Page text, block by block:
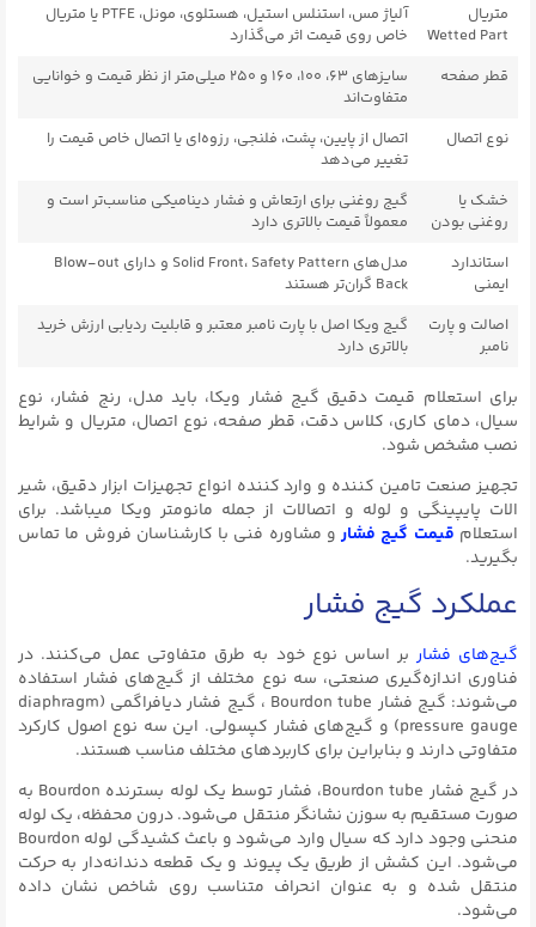
متریال
Wetted Part
آلیاژ مس، استنلس استیل، هستلوی، مونل، PTFE یا متریال
خاص روی قیمت اثر می‌گذارد
قطر صفحه
سایزهای ۶۳، ۱۰۰، ۱۶۰ و ۲۵۰ میلی‌متر از نظر قیمت و خوانایی
متفاوت‌اند
نوع اتصال
اتصال از پایین، پشت، فلنجی، رزوه‌ای یا اتصال خاص قیمت را
تغییر می‌دهد
خشک یا
روغنی بودن
گیج روغنی برای ارتعاش و فشار دینامیکی مناسب‌تر است و
معمولاً قیمت بالاتری دارد
استاندارد
ایمنی
مدل‌های Solid Front، Safety Pattern و دارای Blow-out
Back گران‌تر هستند
اصالت و پارت
نامبر
گیج ویکا اصل با پارت نامبر معتبر و قابلیت ردیابی ارزش خرید
بالاتری دارد
برای استعلام قیمت دقیق گیج فشار ویکا، باید مدل، رنج فشار، نوع
سیال، دمای کاری، کلاس دقت، قطر صفحه، نوع اتصال، متریال و شرایط
نصب مشخص شود.
تجهیز صنعت تامین کننده و وارد کننده انواع تجهیزات ابزار دقیق، شیر
الات پایپینگی و لوله و اتصالات از جمله مانومتر ویکا میباشد. برای
استعلام قیمت گیج فشارو مشاوره فنی با کارشناسان فروش ما تماس
بگیرید.
عملکرد گیج فشار
گیج‌های فشاربر اساس نوع خود به طرق متفاوتی عمل می‌کنند. در
فناوری اندازه‌گیری صنعتی، سه نوع مختلف از گیج‌های فشار استفاده
می‌شوند: گیج فشار Bourdon tube ، گیج فشار دیافراگمی (diaphragm
pressure gauge) و گیج‌های فشار کپسولی. این سه نوع اصول کارکرد
متفاوتی دارند و بنابراین برای کاربردهای مختلف مناسب هستند.
در گیج فشار Bourdon tube، فشار توسط یک لوله بسترنده Bourdon به
صورت مستقیم به سوزن نشانگر منتقل می‌شود. درون محفظه، یک لوله
منحنی وجود دارد که سیال وارد می‌شود و باعث کشیدگی لوله Bourdon
می‌شود. این کشش از طریق یک پیوند و یک قطعه دندانه‌دار به حرکت
منتقل شده و به عنوان انحراف متناسب روی شاخص نشان داده
می‌شود.